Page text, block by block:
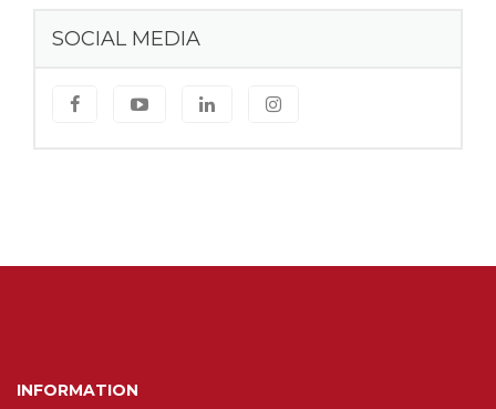
SOCIAL MEDIA
INFORMATION